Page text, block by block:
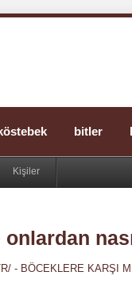
bitler
Kişiler
- BÖCEKLERE KARŞI